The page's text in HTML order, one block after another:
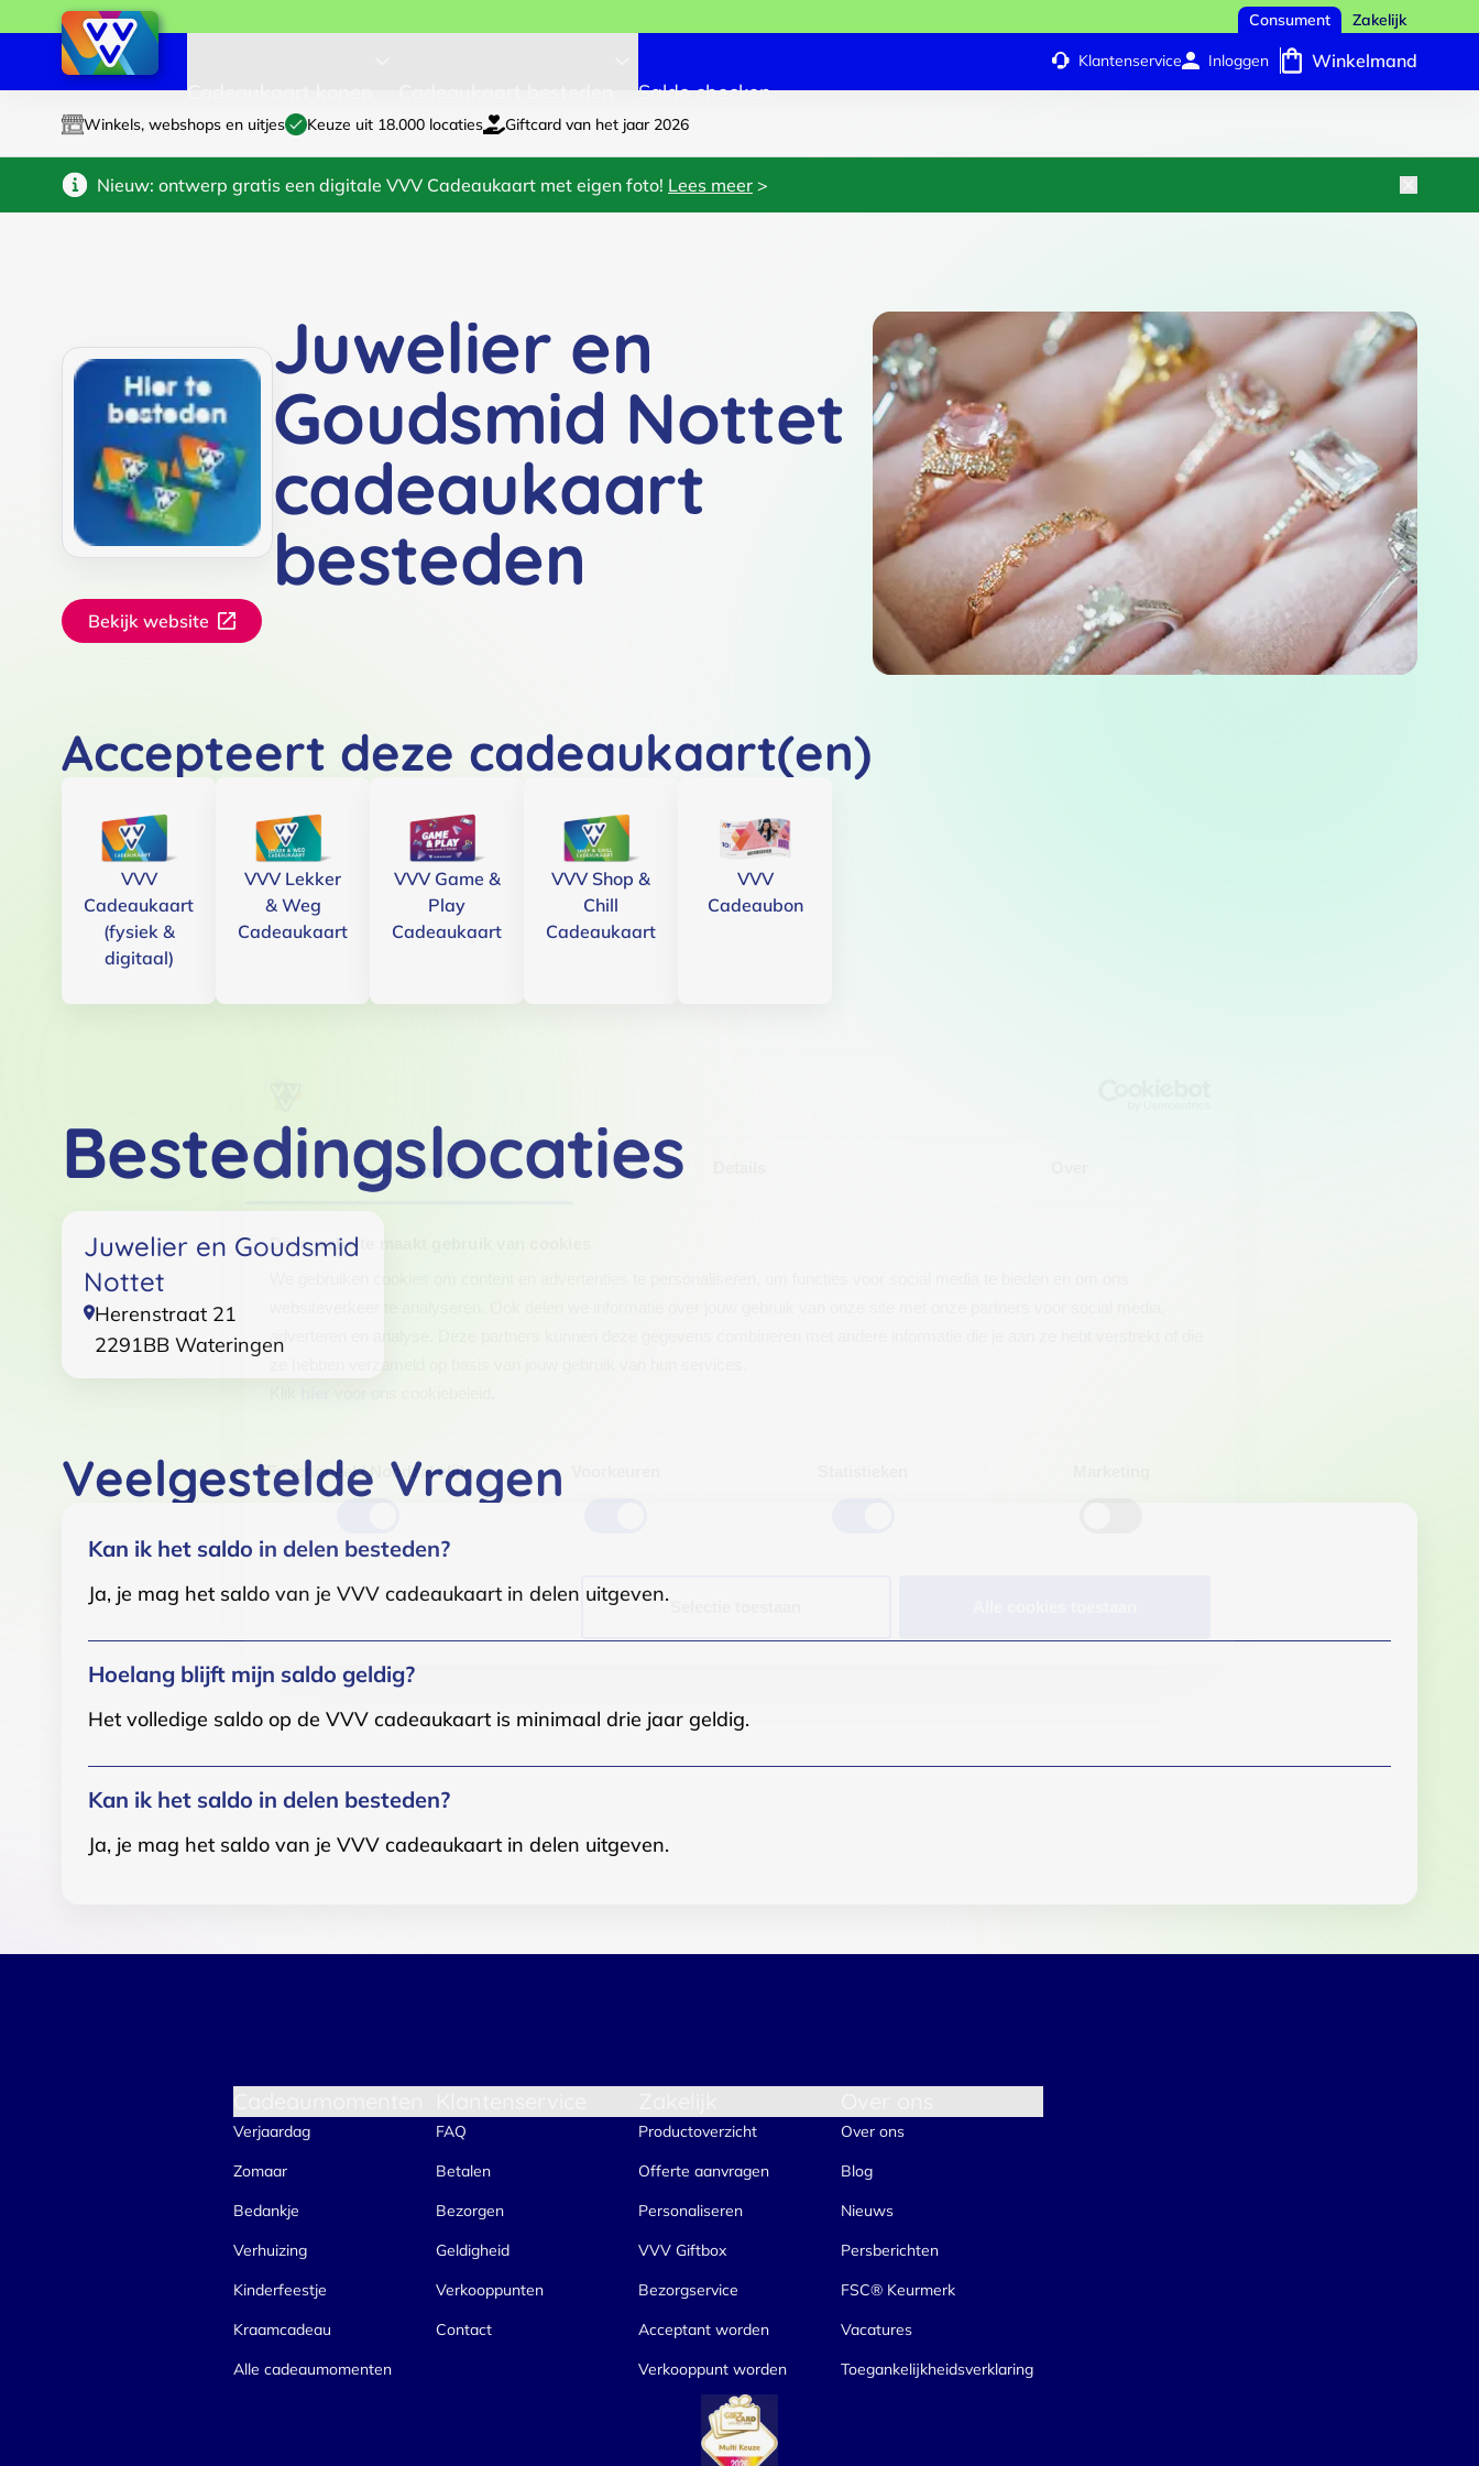
Toestemming
Deze website maakt gebruik van cookies
ze hebben verzameld op basis van jouw gebruik van hun services.
Functioneel / Noodzakelijk
Consument Zakelijk
Saldo checken
Klantenservice Inloggen Winkelmand
Winkels, webshops en uitjes Keuze uit 18.000 locaties Giftcard van het jaar 2026
Nieuw: ontwerp gratis een digitale VVV Cadeaukaart met eigen foto! Lees meer >
Juwelier en
Goudsmid Nottet
cadeaukaart
besteden
Bekijk website
Accepteert deze cadeaukaart(en)
VVV
Cadeaukaart
(fysiek &
digitaal)
VVV Lekker
& Weg
Cadeaukaart
VVV Game &
Play
Cadeaukaart
VVV Shop &
Chill
Cadeaukaart
VVV
Cadeaubon
Bestedingslocaties
Juwelier en Goudsmid
Nottet
Herenstraat 21
2291BB Wateringen
Veelgestelde Vragen
Kan ik het saldo in delen besteden?
Ja, je mag het saldo van je VVV cadeaukaart in delen uitgeven.
Hoelang blijft mijn saldo geldig?
Het volledige saldo op de VVV cadeaukaart is minimaal drie jaar geldig.
Kan ik het saldo in delen besteden?
Ja, je mag het saldo van je VVV cadeaukaart in delen uitgeven.
Verjaardag
Zomaar
Bedankje
Verhuizing
Kinderfeestje
Kraamcadeau
Alle cadeaumomenten
FAQ
Betalen
Bezorgen
Geldigheid
Verkooppunten
Contact
Productoverzicht
Offerte aanvragen
Personaliseren
VVV Giftbox
Bezorgservice
Acceptant worden
Verkooppunt worden
Over ons
Blog
Nieuws
Persberichten
FSC® Keurmerk
Vacatures
Toegankelijkheidsverklaring